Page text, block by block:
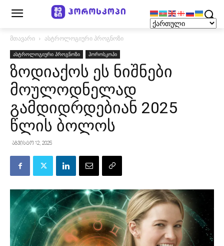
მთავარი ასტროლოგიური პროგნოზი
ასტროლოგიური პროგნოზი ჰოროსკოპი
ზოდიაქოს ეს ნიშნები
მოულოდნელად
გამდიდრდებიან 2025
წლის ბოლოს
აგვისტო 12, 2025